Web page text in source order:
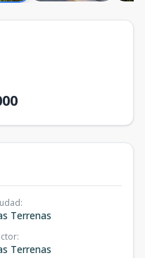
:
Terrenas
:
Terrenas